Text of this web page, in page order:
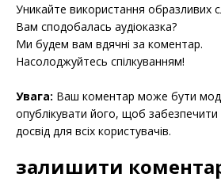
Уникайте використання образливих
Вам сподобалась аудіоказка?
Ми будем вам вдячні за коментар.
Насолоджуйтесь спілкуванням!
Увага: Ваш коментар може бути
опублікувати його, щоб забезпечити
досвід для всіх користувачів.
залишити